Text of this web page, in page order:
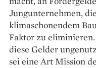
Jungunternehmen,
klimaschonendem
Faktor zu
diese Gelder
sei eine Art Mission